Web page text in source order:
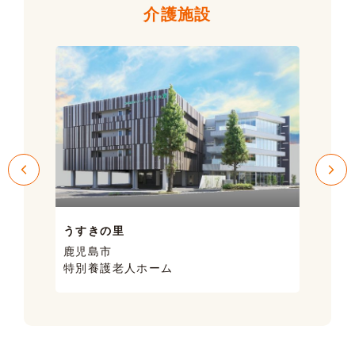
介護施設
うすきの里
鹿児島市
特別養護老人ホーム